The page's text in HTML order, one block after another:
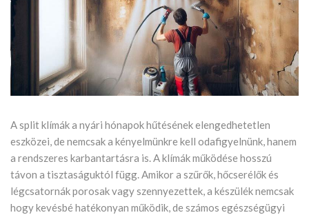
A split klímák a nyári hónapok hűtésének elengedhetetlen
eszközei, de nemcsak a kényelmünkre kell odafigyelnünk, hanem
a rendszeres karbantartásra is. A klímák működése hosszú
távon a tisztaságuktól függ. Amikor a szűrők, hőcserélők és
légcsatornák porosak vagy szennyezettek, a készülék nemcsak
hogy kevésbé hatékonyan működik, de számos egészségügyi